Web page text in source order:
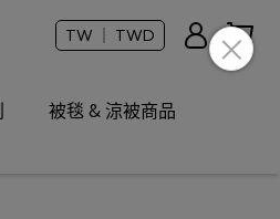
TW ｜ TWD
被毯 & 涼被商品